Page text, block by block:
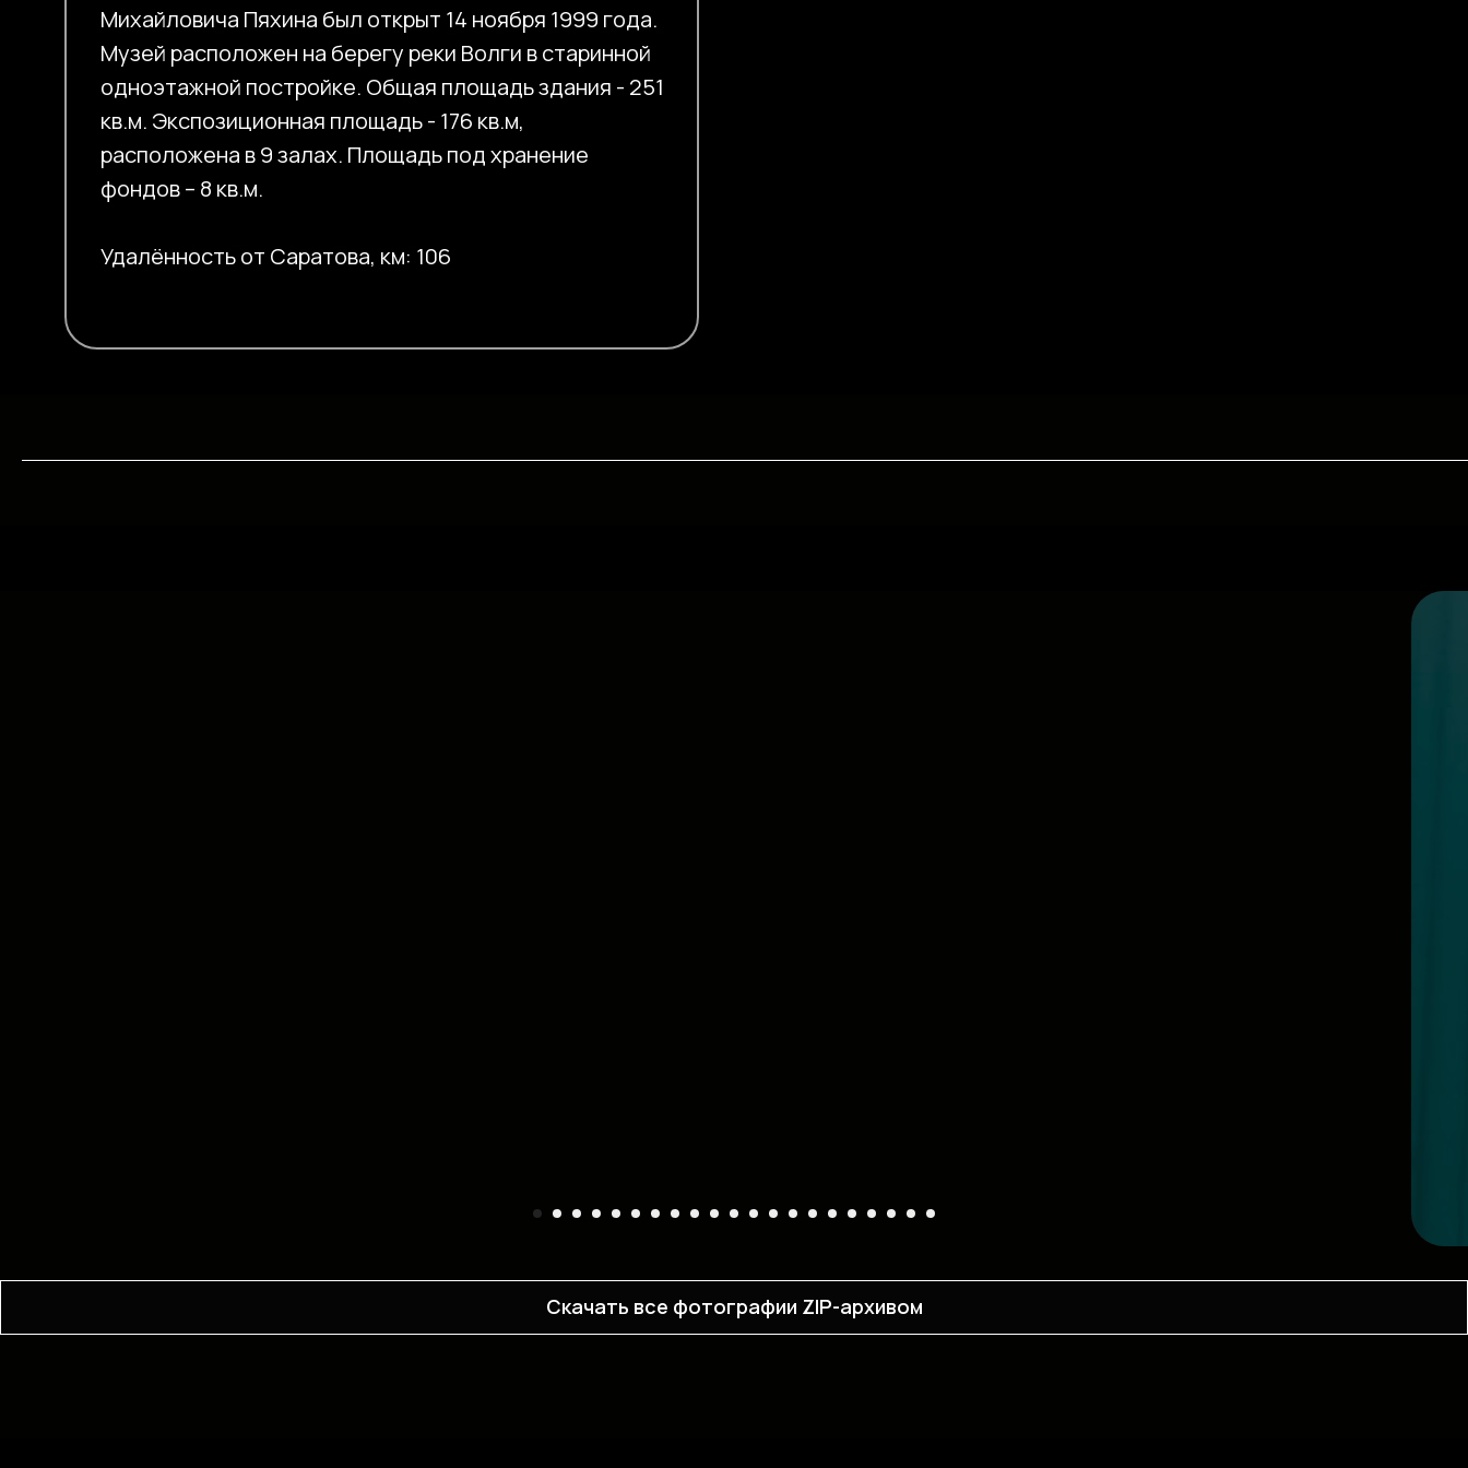
Михайловича Пяхина был открыт 14 ноября 1999 года.
Музей расположен на берегу реки Волги в старинной
одноэтажной постройке. Общая площадь здания - 251
кв.м. Экспозиционная площадь - 176 кв.м,
расположена в 9 залах. Площадь под хранение
фондов – 8 кв.м.
Удалённость от Саратова, км: 106
Скачать все фотографии ZIP-архивом